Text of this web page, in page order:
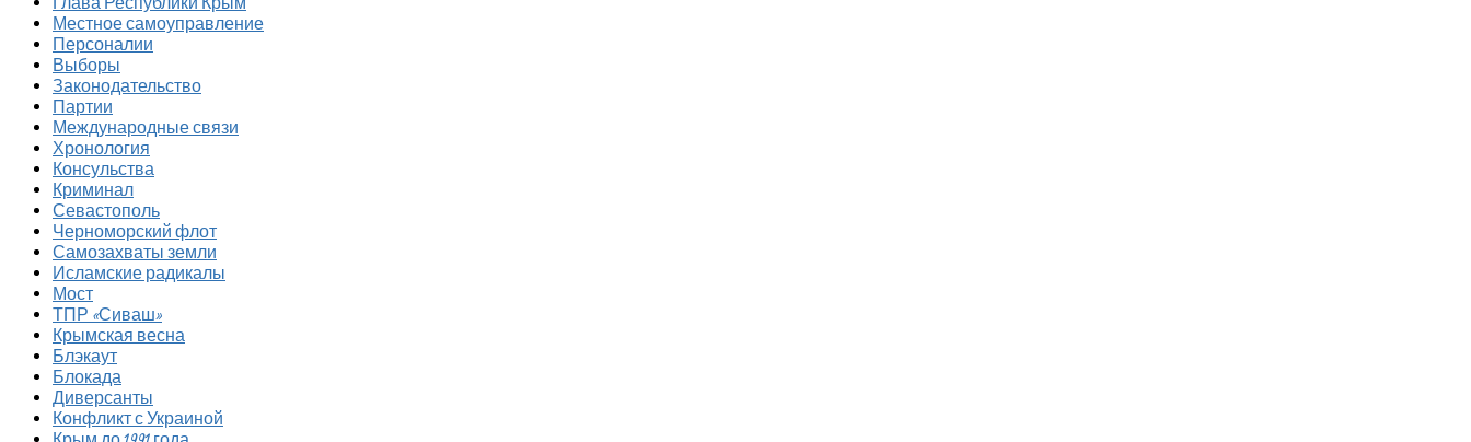
Местное самоуправление
Персоналии
Выборы
Законодательство
Партии
Международные связи
Хронология
Консульства
Криминал
Севастополь
Черноморский флот
Самозахваты земли
Исламские радикалы
Мост
ТПР «Сиваш»
Крымская весна
Блэкаут
Блокада
Диверсанты
Конфликт с Украиной